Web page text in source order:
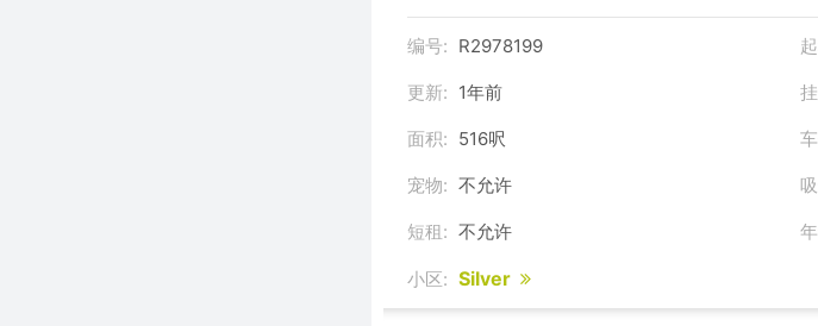
编号: R2978199
更新: 1年前
面积: 516呎
宠物: 不允许
短租: 不允许
小区: Silver